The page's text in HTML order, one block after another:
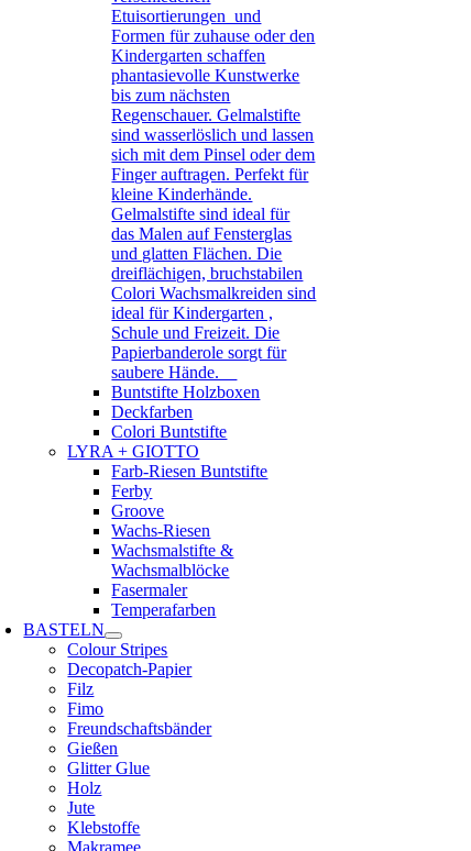
Etuisortierungen und
Formen für zuhause oder den
Kindergarten schaffen
phantasievolle Kunstwerke
bis zum nächsten
Regenschauer. Gelmalstifte
sind wasserlöslich und lassen
sich mit dem Pinsel oder dem
Finger auftragen. Perfekt für
kleine Kinderhände.
Gelmalstifte sind ideal für
das Malen auf Fensterglas
und glatten Flächen. Die
dreiflächigen, bruchstabilen
Colori Wachsmalkreiden sind
ideal für Kindergarten ,
Schule und Freizeit. Die
Papierbanderole sorgt für
saubere Hände.
Buntstifte Holzboxen
Deckfarben
Colori Buntstifte
LYRA + GIOTTO
Farb-Riesen Buntstifte
Ferby
Groove
Wachs-Riesen
Wachsmalstifte &
Wachsmalblöcke
Fasermaler
Temperafarben
BASTELN
Colour Stripes
Decopatch-Papier
Filz
Fimo
Freundschaftsbänder
Gießen
Glitter Glue
Holz
Jute
Klebstoffe
Makramee